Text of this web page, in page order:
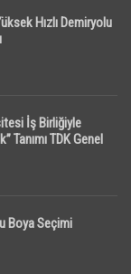
Hızlı Demiryolu
İş Birliğiyle
Tanımı TDK Genel
Boya Seçimi